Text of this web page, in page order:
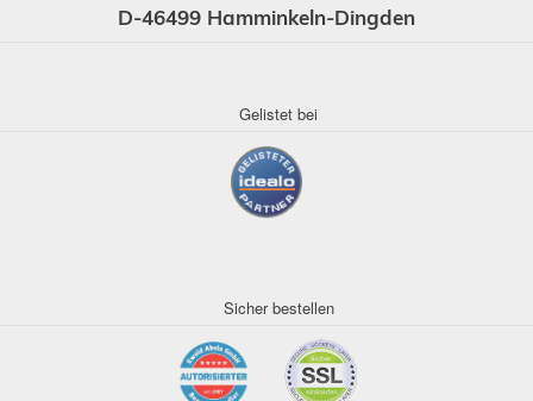
D-46499 Hamminkeln-Dingden
Gelistet bei
Sicher bestellen